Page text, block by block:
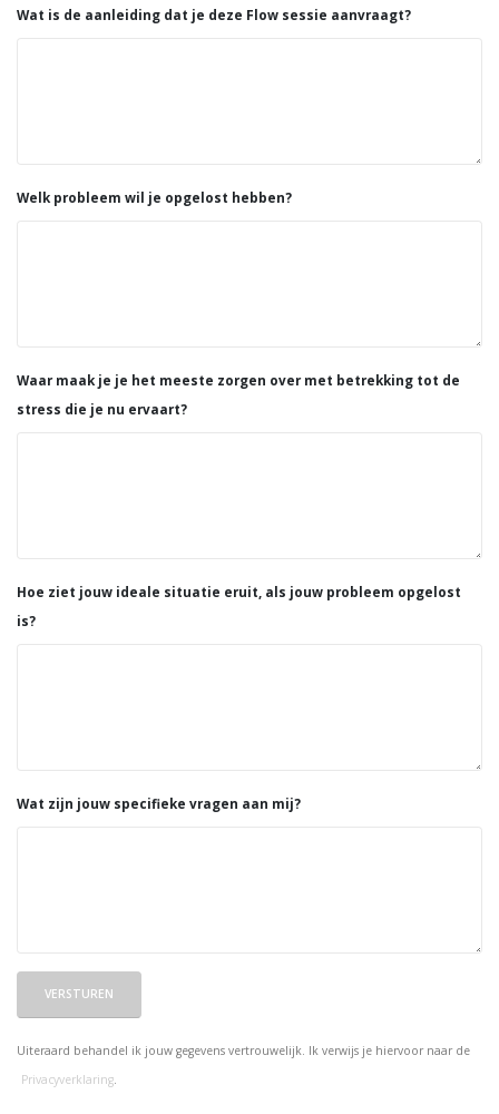
Wat is de aanleiding dat je deze Flow sessie aanvraagt?
Welk probleem wil je opgelost hebben?
Waar maak je je het meeste zorgen over met betrekking tot de
stress die je nu ervaart?
Hoe ziet jouw ideale situatie eruit, als jouw probleem opgelost
is?
Wat zijn jouw specifieke vragen aan mij?
Uiteraard behandel ik jouw gegevens vertrouwelijk. Ik verwijs je hiervoor naar de
Privacyverklaring.